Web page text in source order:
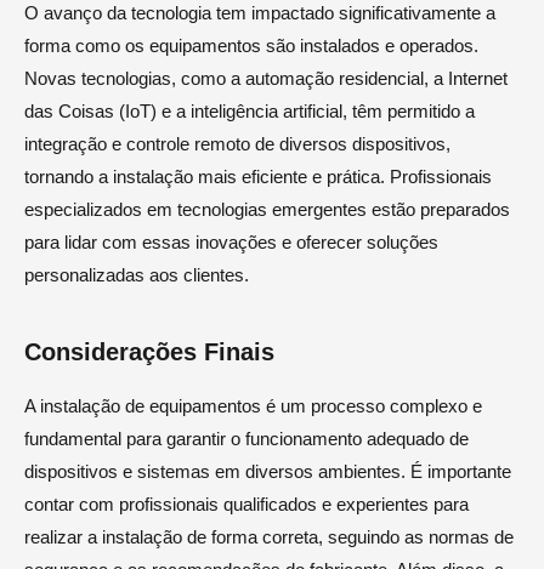
O avanço da tecnologia tem impactado significativamente a
forma como os equipamentos são instalados e operados.
Novas tecnologias, como a automação residencial, a Internet
das Coisas (IoT) e a inteligência artificial, têm permitido a
integração e controle remoto de diversos dispositivos,
tornando a instalação mais eficiente e prática. Profissionais
especializados em tecnologias emergentes estão preparados
para lidar com essas inovações e oferecer soluções
personalizadas aos clientes.
Considerações Finais
A instalação de equipamentos é um processo complexo e
fundamental para garantir o funcionamento adequado de
dispositivos e sistemas em diversos ambientes. É importante
contar com profissionais qualificados e experientes para
realizar a instalação de forma correta, seguindo as normas de